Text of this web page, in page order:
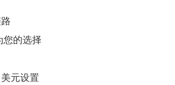
您的选择
元设置